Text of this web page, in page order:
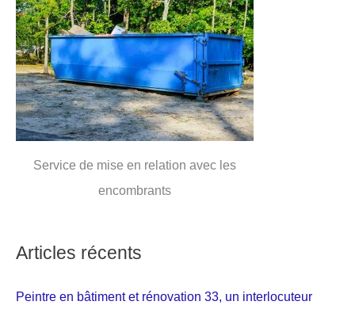
Service de mise en relation avec les
encombrants
Articles récents
Peintre en bâtiment et rénovation 33, un interlocuteur